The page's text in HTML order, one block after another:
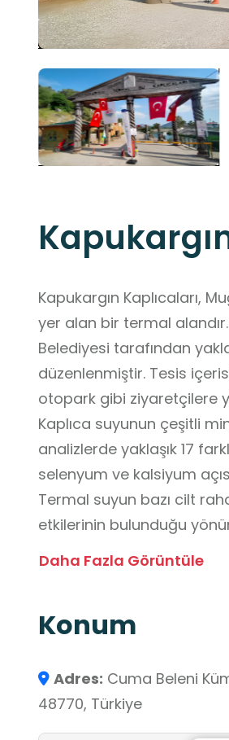
Kapukargın Kaplıcaları,
yer alan bir termal
Belediyesi tarafından
düzenlenmiştir. Tesis
otopark gibi ziyaretçilere
Kaplıca suyunun çeşitli
analizlerde yaklaşık 17
selenyum ve kalsiyum
Termal suyun bazı cilt
etkilerinin bulunduğu
amacıyla kullanıldığı
kazanmıştır.
Kaplıca alanında
Daha Fazla Görüntüle
Konum
Adres: Cuma Beleni
48770, Türkiye